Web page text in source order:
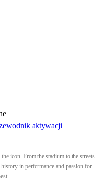
aktywacji
icon. From the stadium to the streets.
in performance and passion for
...